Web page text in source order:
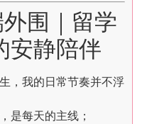
围｜留学
安静陪伴
，我的日常节奏并不浮
是每天的主线；